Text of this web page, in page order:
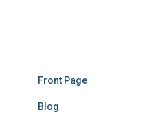
Front Page
Blog